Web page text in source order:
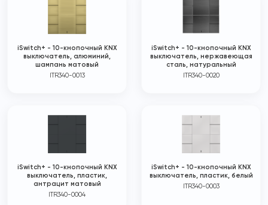
iSwitch+ - 10-кнопочный KNX
выключатель, алюминий,
шампань матовый
ITR340-0013
iSwitch+ - 10-кнопочный KNX
выключатель, нержавеющая
сталь, натуральный
ITR340-0020
iSwitch+ - 10-кнопочный KNX
выключатель, пластик,
антрацит матовый
ITR340-0004
iSwitch+ - 10-кнопочный KNX
выключатель, пластик, белый
ITR340-0003